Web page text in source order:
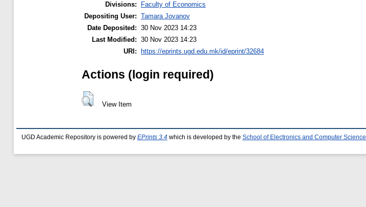
Divisions:
Faculty of Economics
Depositing User: Tamara Jovanov
Date Deposited: 30 Nov 2023 14:23
Last Modified: 30 Nov 2023 14:23
URI:
https://eprints.ugd.edu.mk/id/eprint/32684
Actions (login required)
View Item
UGD Academic Repository is powered by EPrints 3.4 which is developed by the School of Electronics and Computer Science